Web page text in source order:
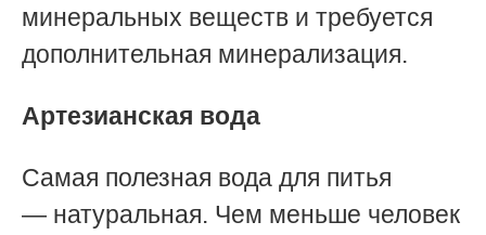
минеральных веществ и требуется
дополнительная минерализация.
Артезианская вода
Самая полезная вода для питья
— натуральная. Чем меньше человек